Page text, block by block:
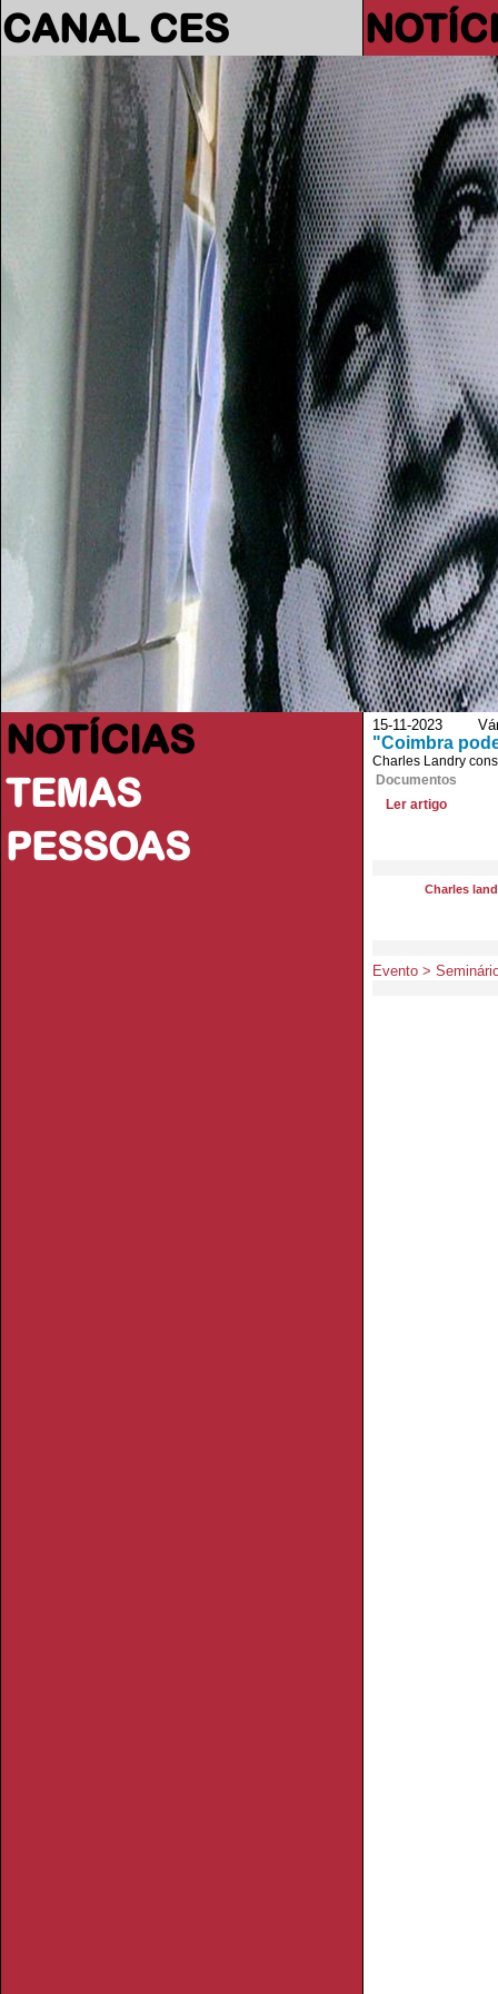
CANAL CES
NOTÍCIAS
TEMAS
PESSOAS
15-11-2023
"Coimbra
Charles Landry
Documentos
Ler artigo
Charles
Evento >